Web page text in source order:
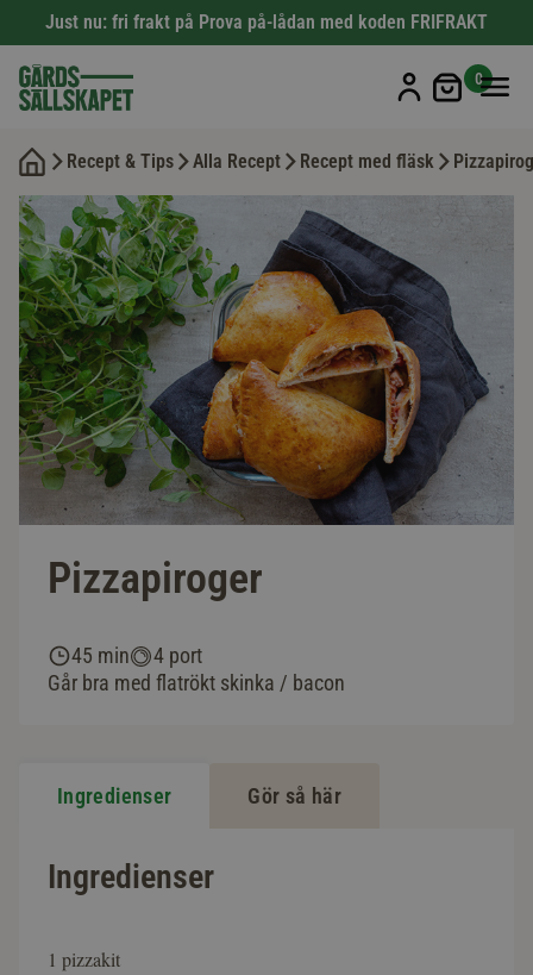
Just nu: fri frakt på Prova på-lådan med koden FRIFRAKT
Min
0
Recept & Tips Alla Recept Recept med fläsk
Pizzapiroger
45 min
4 port
Går bra med flatrökt skinka / bacon
Ingredienser Gör så här
Ingredienser
1 pizzakit